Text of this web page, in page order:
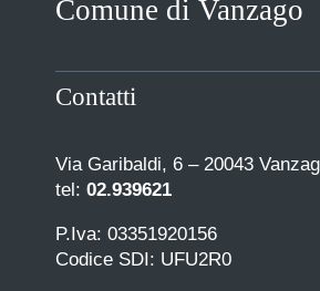
COMUNICAZIONE
Comune di Vanzago
Contatti
Via Garibaldi, 6 – 20043
tel: 02.939621
P.Iva: 03351920156
Codice SDI: UFU2R0